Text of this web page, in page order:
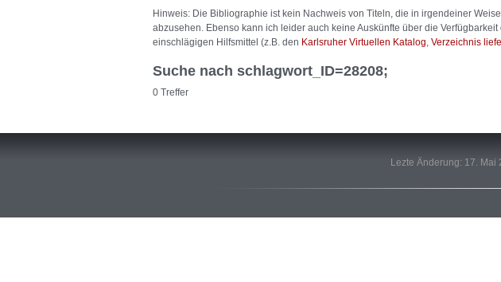
Hinweis: Die Bibliographie ist kein Nachweis von Titeln, die in irgendeiner
abzusehen. Ebenso kann ich leider auch keine Auskünfte über die
einschlägigen Hilfsmittel (z.B. den Karlsruher Virtuellen Katalog Verzeichnis
Suche nach schlagwort_ID=28208;
0 Treffer
Lezte Änderung: 17. Mai